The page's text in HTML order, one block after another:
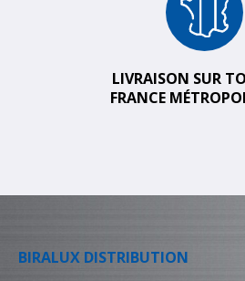
LIVRAISON SUR
FRANCE
BIRALUX DISTRIBUTION